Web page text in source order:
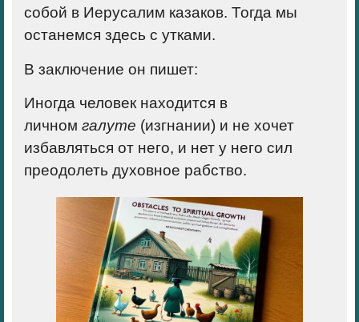
собой в Иерусалим казаков. Тогда мы
останемся здесь с утками.
В заключение он пишет:
Иногда человек находится в
личном галуте (изгнании) и не хочет
избавляться от него, и нет у него сил
преодолеть духовное рабство.